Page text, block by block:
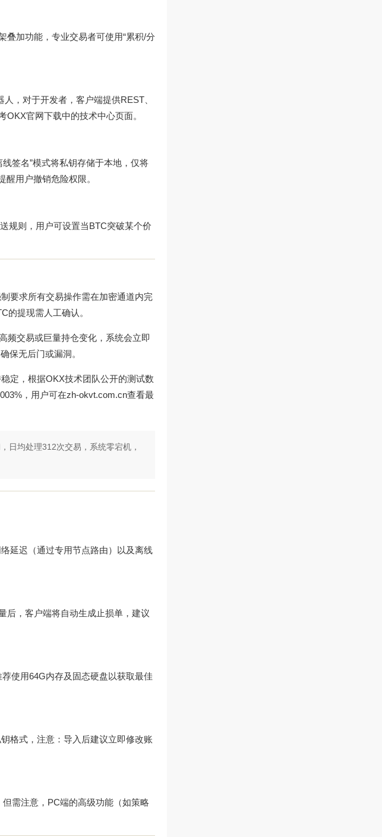
叠加功能，专业交易者可使用“累积/分
，对于开发者，客户端提供REST、
OKX官网下载中的技术中心页面。
签名”模式将私钥存储于本地，仅将
用户撤销危险权限。
规则，用户可设置当BTC突破某个价
要求所有交易操作需在加密通道内完
的提现需人工确认。
频交易或巨量持仓变化，系统会立即
保无后门或漏洞。
定，根据OKX技术团队公开的测试数
，用户可在zh-okvt.com.cn查看最
日均处理312次交易，系统零宕机，
延迟（通过专用节点路由）以及离线
后，客户端将自动生成止损单，建议
使用64G内存及固态硬盘以获取最佳
格式，注意：导入后建议立即修改账
需注意，PC端的高级功能（如策略